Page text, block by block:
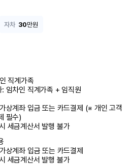
자차 30만원
직계가족
: 임차인 직계가족 + 임직원
상계좌 입금 또는 카드결제 (※ 개인 고객
필수)
세금계산서 발행 불가
상계좌 입금 또는 카드결제
세금계산서 발행 불가